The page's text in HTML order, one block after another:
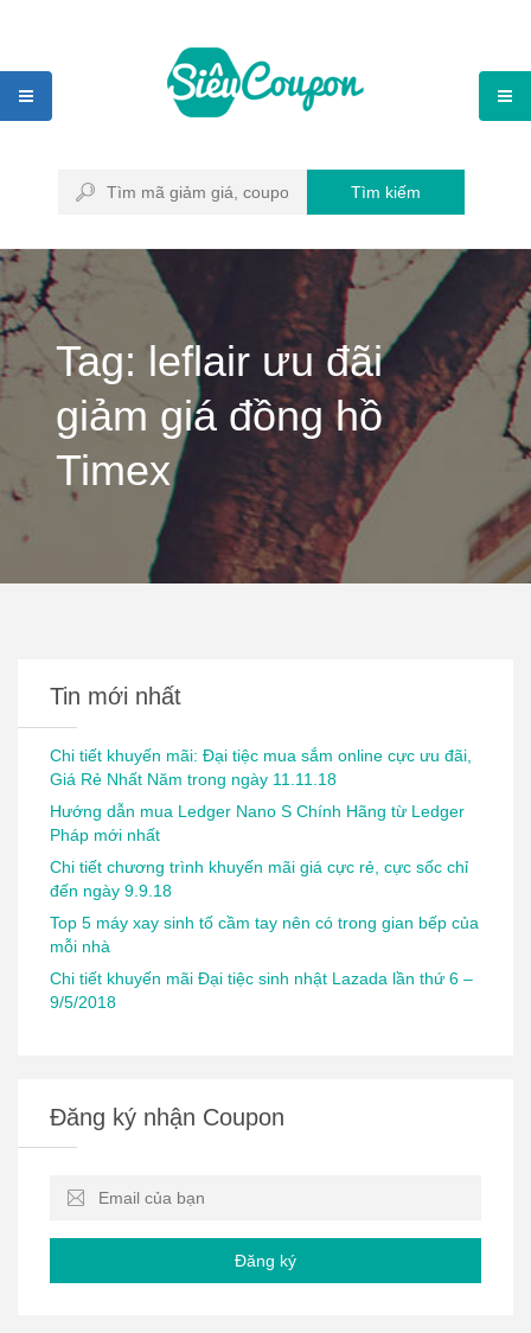
Tìm kiếm
Tag: leflair ưu đãi
giảm giá đồng hồ
Timex
Tin mới nhất
Chi tiết khuyến mãi: Đại tiệc mua sắm online cực ưu đãi,
Giá Rẻ Nhất Năm trong ngày 11.11.18
Hướng dẫn mua Ledger Nano S Chính Hãng từ Ledger
Pháp mới nhất
Chi tiết chương trình khuyến mãi giá cực rẻ, cực sốc chỉ
đến ngày 9.9.18
Top 5 máy xay sinh tố cầm tay nên có trong gian bếp của
mỗi nhà
Chi tiết khuyến mãi Đại tiệc sinh nhật Lazada lần thứ 6 –
9/5/2018
Đăng ký nhận Coupon
Đăng ký